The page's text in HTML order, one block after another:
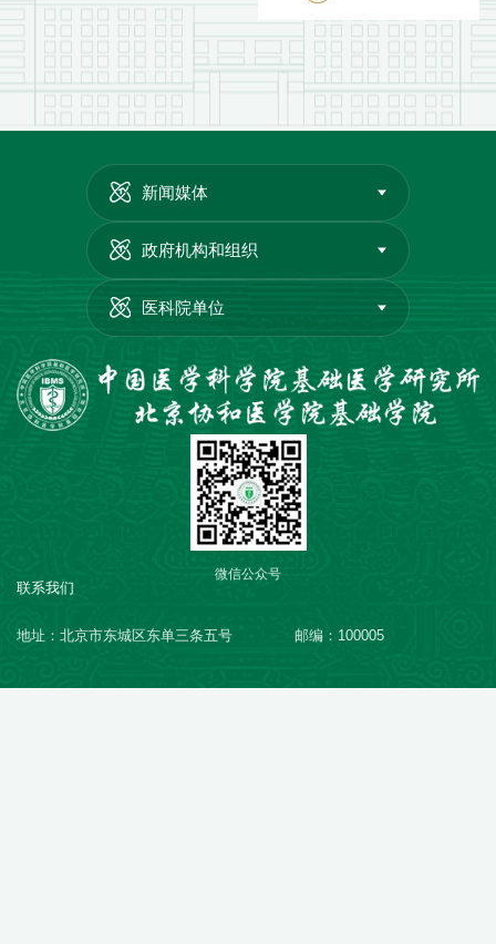
新闻媒体
政府机构和组织
医科院单位
联系我们
地址：北京市东城区东单三条五号 邮编：100005
微信公众号